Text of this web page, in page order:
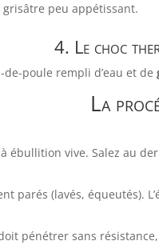
peu appétissant.
4. Le choc
de-poule rempli d’eau et de
La
ébullition vive. Salez au
parés (lavés, équeutés).
pénétrer sans